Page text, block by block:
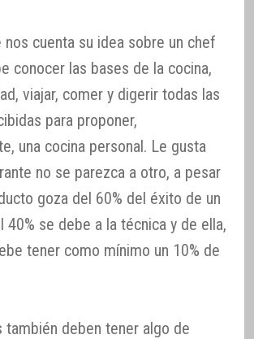
nos cuenta su idea sobre un chef
conocer las bases de la cocina,
viajar, comer y digerir todas las
para proponer,
una cocina personal. Le gusta
no se parezca a otro, a pesar
goza del 60% del éxito de un
40% se debe a la técnica y de ella,
tener como mínimo un 10% de
también deben tener algo de